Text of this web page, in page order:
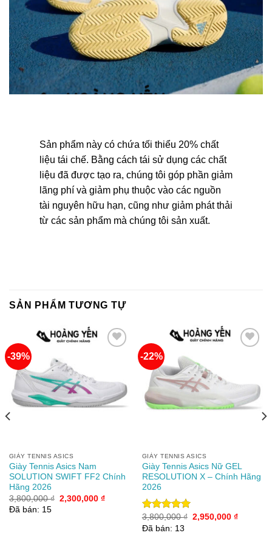
Sản phẩm này có chứa tối thiểu 20% chất
liệu tái chế. Bằng cách tái sử dụng các chất
liệu đã được tạo ra, chúng tôi góp phần giảm
lãng phí và giảm phụ thuộc vào các nguồn
tài nguyên hữu hạn, cũng như giảm phát thải
từ các sản phẩm mà chúng tôi sản xuất.
SẢN PHẨM TƯƠNG TỰ
-39%
wishlist
GIÀY TENNIS ASICS
Giày Tennis Asics Nam
SOLUTION SWIFT FF2 Chính
Hãng 2026
3,800,000₫ Giá
gốc
2,300,000 ₫Giá
2,300,000 ₫.
Đã bán: 15
-22%
wishlist
GIÀY TENNIS ASICS
Giày Tennis Asics Nữ GEL
RESOLUTION X – Chính Hãng
2026
Được xếp
hạng5.00
3,800,000₫ Giá
2,950,000 ₫Giá
Đã bán: 13